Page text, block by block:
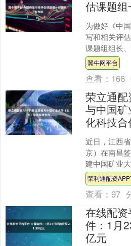
估课题
为做好《中
写和相关评
课题组组长
研究院流通
峰，浙江省
翼牛网平台
查看： 166
荣立通
与中国
化科技合
近日，江西
京）在南昌
建中国矿业
（以下简称
色金属产业
荣利通配资
查看：97
在线配
件：1月
亿元